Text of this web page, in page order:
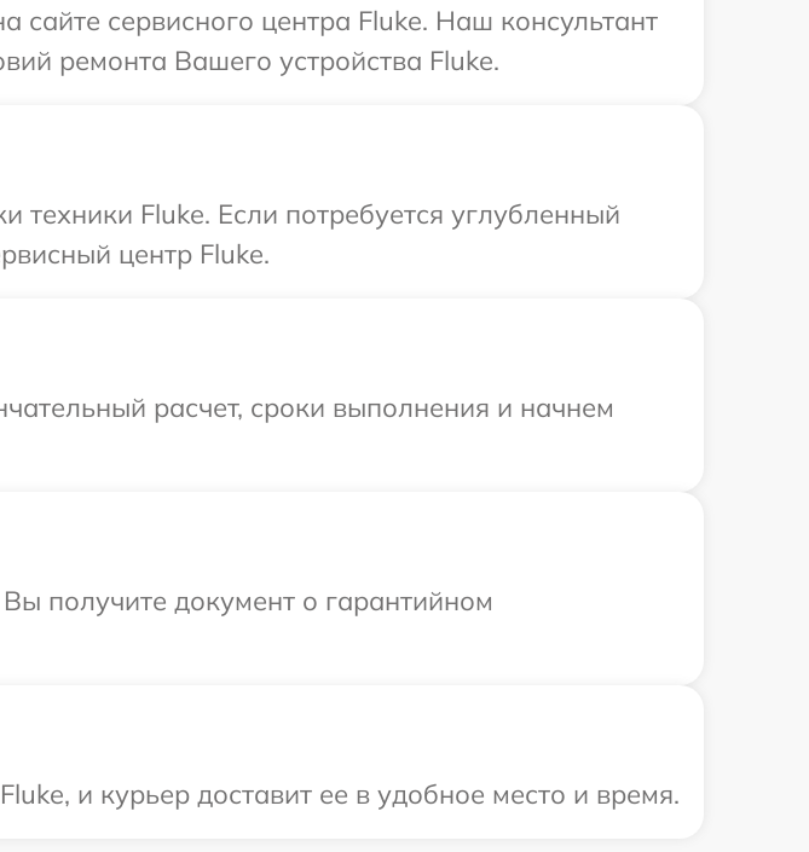
сайте сервисного центра Fluke. Наш консультант
ремонта Вашего устройства Fluke.
техники Fluke. Если потребуется углубленный
центр Fluke.
расчет, сроки выполнения и начнем
получите документ о гарантийном
и курьер доставит ее в удобное место и время.